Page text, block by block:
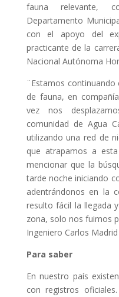
fauna relevante,
Departamento
con el apoyo del
practicante de la
Nacional Autónoma
¨Estamos
de fauna, en
vez nos
comunidad de Agua
utilizando una red de
que atrapamos a
mencionar que la
tarde noche iniciando
adentrándonos en la
resulto fácil la llegada
zona, solo nos fuimos
Ingeniero Carlos
Para saber
En nuestro país
con registros